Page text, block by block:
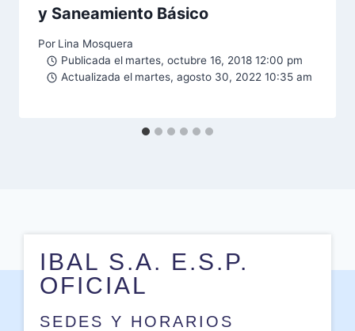
y Saneamiento Básico
Por Lina Mosquera
Publicada el martes, octubre 16, 2018 12:00 pm
Actualizada el martes, agosto 30, 2022 10:35 am
IBAL S.A. E.S.P.
OFICIAL
SEDES Y HORARIOS